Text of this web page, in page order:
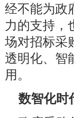
经不能为政
力的支持，
场对招标采
透明化、智
用。
数智化时